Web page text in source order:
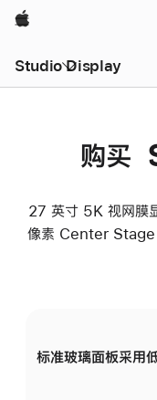
Apple
Studio Display
购买
27 英寸 5K 视网膜
像素 Center Stage
标准玻璃面板采用